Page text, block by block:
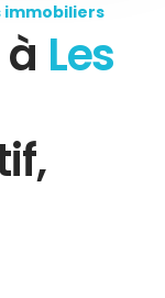
immobiliers
Les